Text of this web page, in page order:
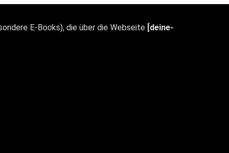
E-Books), die über die Webseite [deine-